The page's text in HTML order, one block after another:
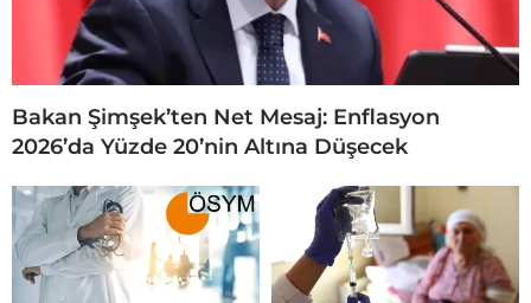
Bakan Şimşek’ten Net Mesaj: Enflasyon
2026’da Yüzde 20’nin Altına Düşecek